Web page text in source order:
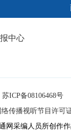
中心
苏ICP备08106468号
传播视听节目许可
网采编人员所创作